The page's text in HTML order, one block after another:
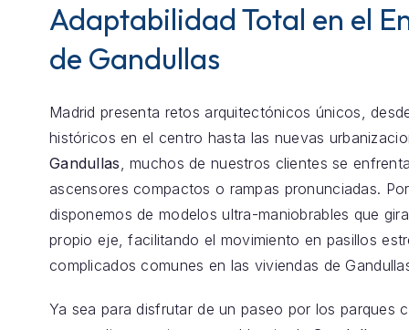
Adaptabilidad Total en el
de Gandullas
Madrid presenta retos arquitectónicos únicos,
históricos en el centro hasta las nuevas
Gandullas , muchos de nuestros clientes se
ascensores compactos o rampas pronunciadas.
disponemos de modelos ultra-maniobrables que
propio eje, facilitando el movimiento en pasillos
complicados comunes en las viviendas de
Ya sea para disfrutar de un paseo por los parques